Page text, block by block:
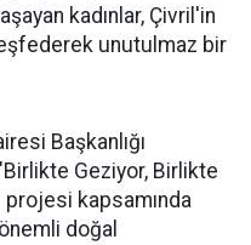
kadınlar, Çivril'in
unutulmaz bir
Başkanlığı
Geziyor, Birlikte
projesi kapsamında
doğal